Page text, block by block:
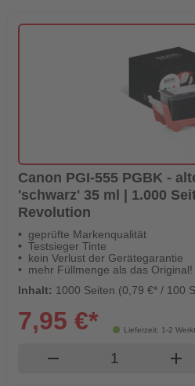
Canon PGI-555 PGBK -
'schwarz' 35 ml | 1.000
Revolution
geprüfte Markenqualität
Testsieger Tinte
kein Verlust der Gerätegarantie
mehr Füllmenge als das Original!
Inhalt: 1000 Seiten (0,79 €* / 100
Lieferzeit: 1-2
7,95 €*
remove Produkt add